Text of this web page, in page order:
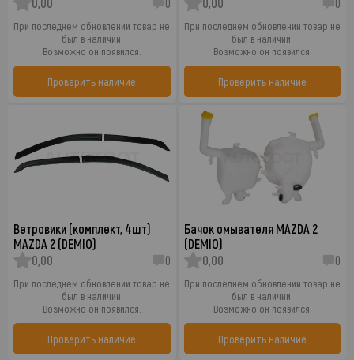
При последнем обновлении товар не
был в наличии.
Возможно он появился.
Проверить наличие
При последнем обновлении товар не
был в наличии.
Возможно он появился.
Проверить наличие
Ветровики (комплект, 4шт)
MAZDA 2 (DEMIO)
0,00
0
При последнем обновлении товар не
был в наличии.
Возможно он появился.
Проверить наличие
Бачок омывателя MAZDA 2
(DEMIO)
0,00
0
При последнем обновлении товар не
был в наличии.
Возможно он появился.
Проверить наличие